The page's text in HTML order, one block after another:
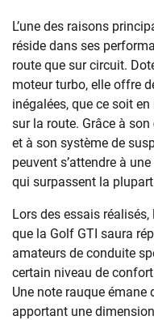
L’une des raisons
réside dans ses
route que sur circuit.
moteur turbo, elle offre
inégalées, que ce soit
sur la route. Grâce à son
et à son système de
peuvent s’attendre à une
qui surpassent la
Lors des essais
que la Golf GTI saura
amateurs de conduite
certain niveau de
Une note rauque émane
apportant une